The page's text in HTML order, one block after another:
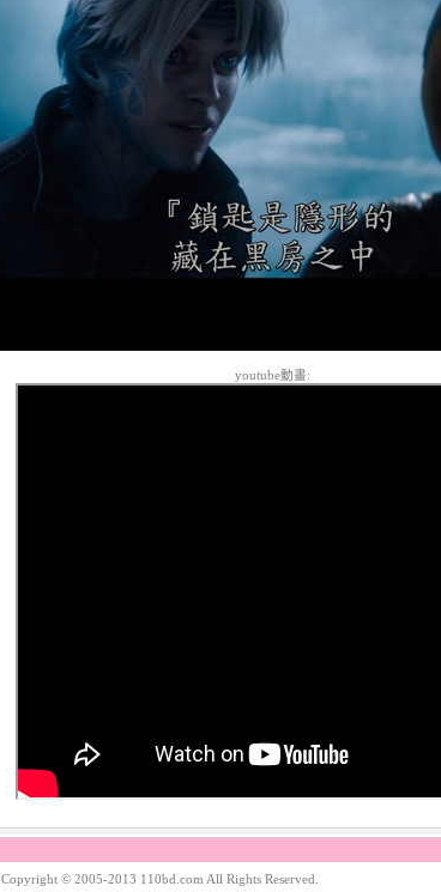
youtube動畫:
Copyright © 2005-2013 110bd.com All Rights Reserved.